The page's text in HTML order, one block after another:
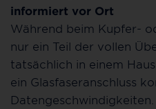
informiert vor Ort
Während beim Kupfer-
nur ein Teil der vollen
tatsächlich in einem
ein Glasfaseranschluss